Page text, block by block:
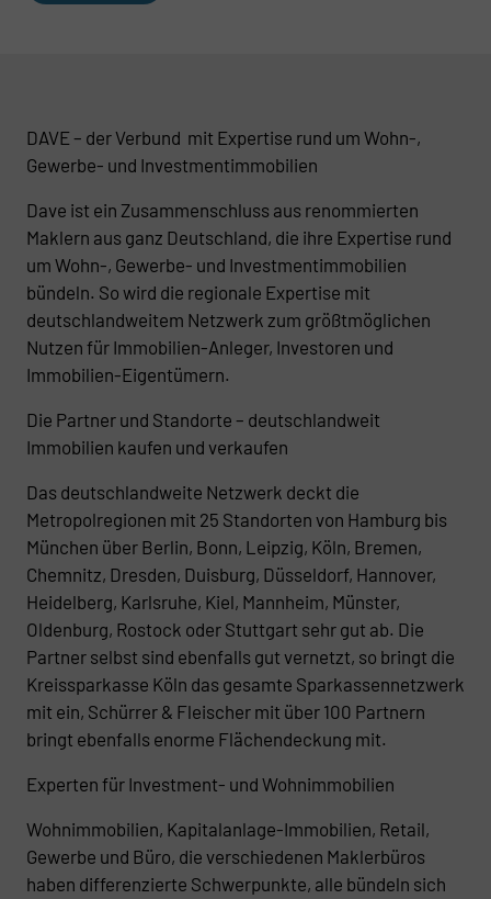
DAVE – der Verbund mit Expertise rund um Wohn-,
Gewerbe- und Investmentimmobilien
Dave ist ein Zusammenschluss aus renommierten
Maklern aus ganz Deutschland, die ihre Expertise rund
um Wohn-, Gewerbe- und Investmentimmobilien
bündeln. So wird die regionale Expertise mit
deutschlandweitem Netzwerk zum größtmöglichen
Nutzen für Immobilien-Anleger, Investoren und
Immobilien-Eigentümern.
Die Partner und Standorte – deutschlandweit
Immobilien kaufen und verkaufen
Das deutschlandweite Netzwerk deckt die
Metropolregionen mit 25 Standorten von Hamburg bis
München über Berlin, Bonn, Leipzig, Köln, Bremen,
Chemnitz, Dresden, Duisburg, Düsseldorf, Hannover,
Heidelberg, Karlsruhe, Kiel, Mannheim, Münster,
Oldenburg, Rostock oder Stuttgart sehr gut ab. Die
Partner selbst sind ebenfalls gut vernetzt, so bringt die
Kreissparkasse Köln das gesamte Sparkassennetzwerk
mit ein, Schürrer & Fleischer mit über 100 Partnern
bringt ebenfalls enorme Flächendeckung mit.
Experten für Investment- und Wohnimmobilien
Wohnimmobilien, Kapitalanlage-Immobilien, Retail,
Gewerbe und Büro, die verschiedenen Maklerbüros
haben differenzierte Schwerpunkte, alle bündeln sich